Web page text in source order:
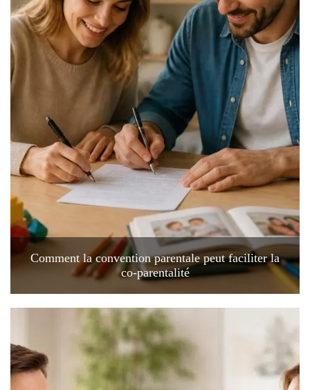
Comment la convention parentale peut faciliter la
co-parentalité